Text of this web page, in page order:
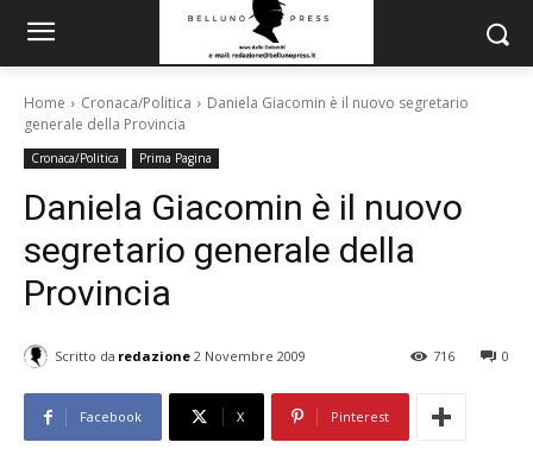
Home Cronaca/Politica
Daniela Giacomin è il nuovo segretario
generale della Provincia
Cronaca/Politica Prima Pagina
Daniela Giacomin è il nuovo
segretario generale della
Provincia
Scritto da redazione 2 Novembre 2009 0
716
Facebook X Pinterest